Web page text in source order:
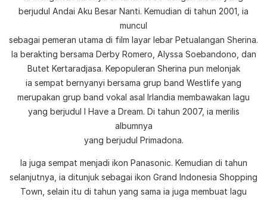
berjudul Andai Aku Besar Nanti. Kemudian di tahun 2001, ia
muncul
sebagai pemeran utama di film layar lebar Petualangan Sherina.
Ia berakting bersama Derby Romero, Alyssa Soebandono, dan
Butet Kertaradjasa. Kepopuleran Sherina pun melonjak
ia sempat bernyanyi bersama grup band Westlife yang
merupakan grup band vokal asal Irlandia membawakan lagu
yang berjudul I Have a Dream. Di tahun 2007, ia merilis
albumnya
yang berjudul Primadona.
Ia juga sempat menjadi ikon Panasonic. Kemudian di tahun
selanjutnya, ia ditunjuk sebagai ikon Grand Indonesia Shopping
Town, selain itu di tahun yang sama ia juga membuat lagu